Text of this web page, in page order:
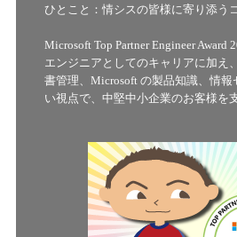
ひとこと：情シスの皆様に寄り添う
Microsoft Top Partner Engineer Award
エンジニアとしてのキャリアに加え
書管理、Microsoft の製品知識、情
い視点で、中堅中小企業のお客様を支